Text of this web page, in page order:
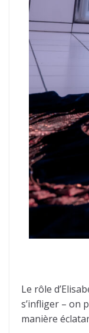
Le rôle
s’infliger – on
manière